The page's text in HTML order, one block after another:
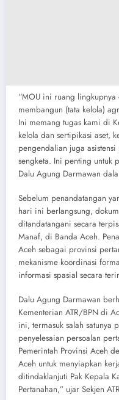
“MOU ini ruang
membangun (tata kelola)
Ini memang tugas kami di
kelola dan sertipikasi aset,
pengendalian juga
sengketa. Ini penting untuk
Dalu Agung Darmawan
Sebelum penandatangan
hari ini berlangsung,
ditandatangani secara
Manaf, di Banda Aceh.
Aceh sebagai provinsi
mekanisme koordinasi
informasi spasial secara
Dalu Agung Darmawan
Kementerian ATR/BPN di
ini, termasuk salah satunya
penyelesaian persoalan
Pemerintah Provinsi Aceh
Aceh untuk menyiapkan
ditindaklanjuti Pak Kepala
Pertanahan,” ujar Sekjen